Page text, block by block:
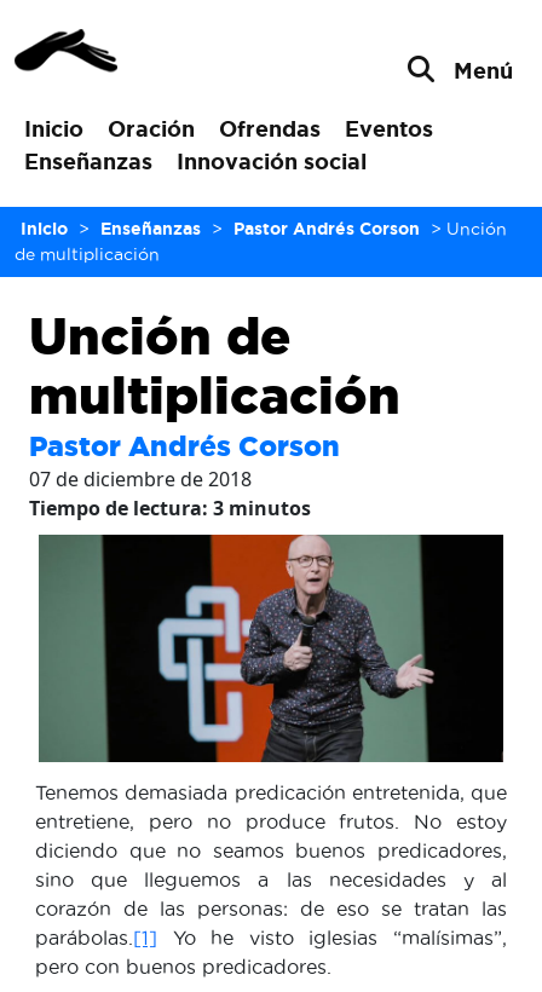
Inicio Oración Ofrendas
Eventos
Enseñanzas
Innovación social
Menú
Inicio > Enseñanzas > Pastor Andrés Corson > Unción
de multiplicación
Unción de
multiplicación
Pastor Andrés Corson
07 de diciembre de 2018
Tiempo de lectura: 3 minutos
Tenemos demasiada predicación entretenida, que
entretiene, pero no produce frutos. No estoy
diciendo que no seamos buenos predicadores,
sino que lleguemos a las necesidades y al
corazón de las personas: de eso se tratan las
parábolas. [1] Yo he visto iglesias “malísimas”,
pero con buenos predicadores.